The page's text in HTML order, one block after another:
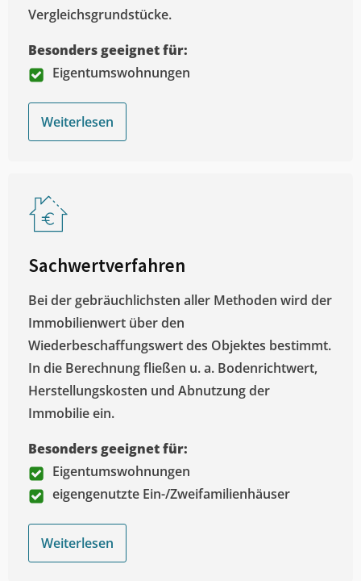
Vergleichsgrundstücke.
Besonders geeignet für:
Eigentumswohnungen
Weiterlesen
Sachwertverfahren
Bei der gebräuchlichsten aller Methoden wird der
Immobilienwert über den
Wiederbeschaffungswert des Objektes bestimmt.
In die Berechnung fließen u. a. Bodenrichtwert,
Herstellungskosten und Abnutzung der
Immobilie ein.
Besonders geeignet für:
Eigentumswohnungen
eigengenutzte Ein-/Zweifamilienhäuser
Weiterlesen